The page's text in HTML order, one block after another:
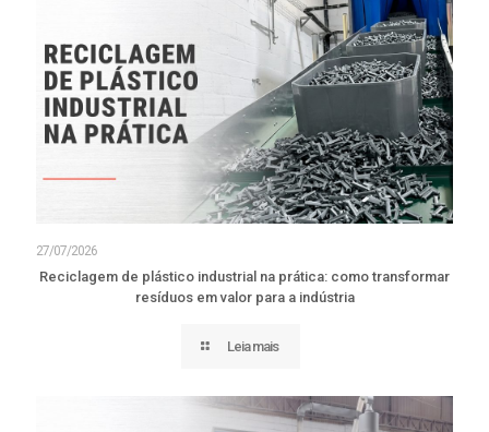
27/07/2026
Reciclagem de plástico industrial na prática: como transformar
resíduos em valor para a indústria
Leia mais